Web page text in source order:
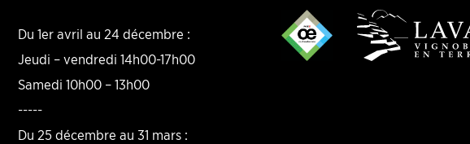
Du 1er avril au 24 décembre :
Jeudi – vendredi 14h00-17h00
Samedi 10h00 – 13h00
-----
Du 25 décembre au 31 mars :
x
m